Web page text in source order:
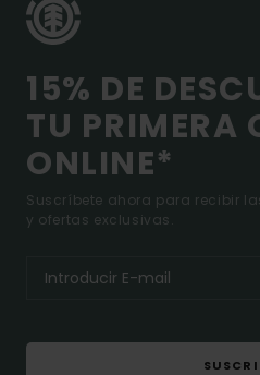
15% DE
TU PRIMERA
ONLINE*
Suscríbete ahora para recibir
y ofertas exclusivas.